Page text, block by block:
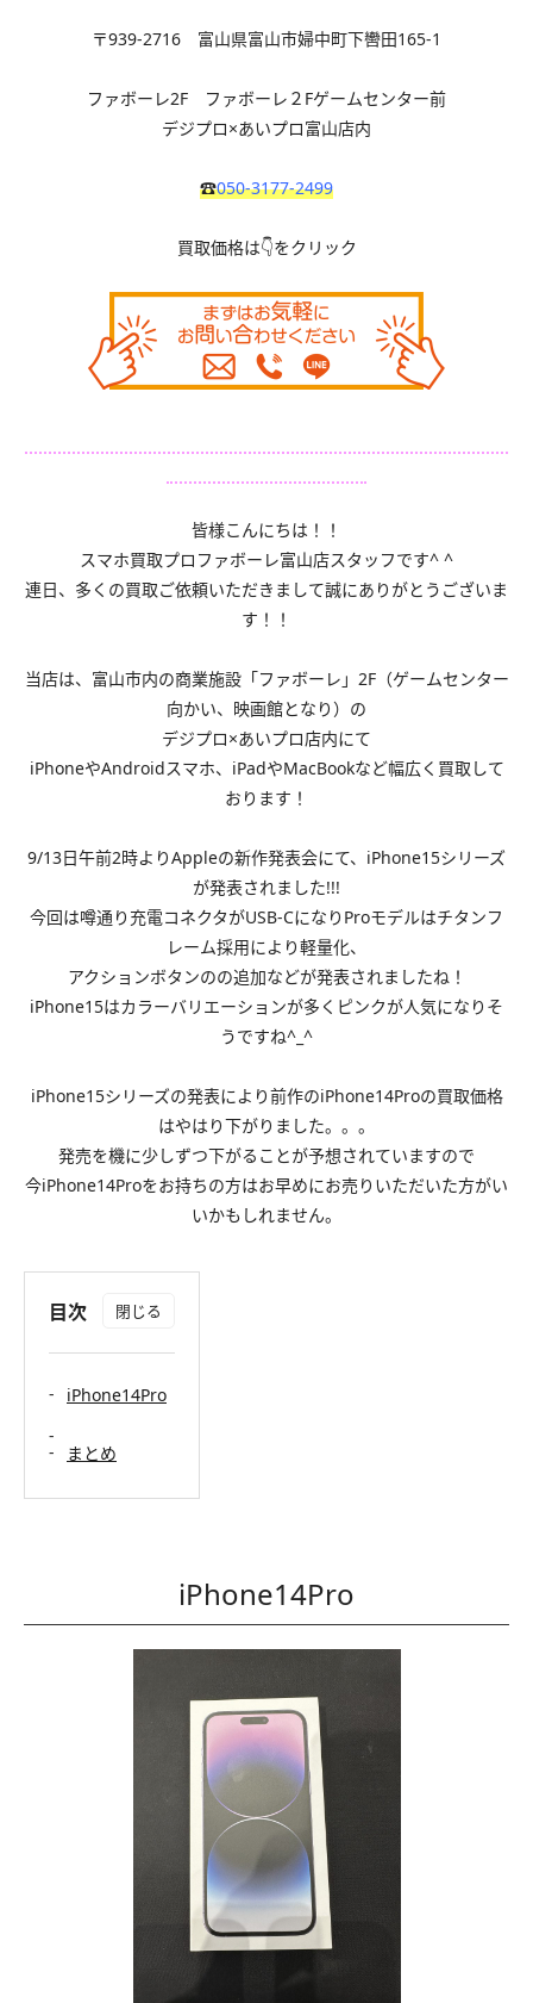
〒939-2716 富山県富山市婦中町下轡田165-1
ファボーレ2F ファボーレ２Fゲームセンター前
デジプロ×あいプロ富山店内
☎050-3177-2499
買取価格は👇をクリック
皆様こんにちは！！
スマホ買取プロファボーレ富山店スタッフです^ ^
連日、多くの買取ご依頼いただきまして誠にありがとうございま
す！！
当店は、富山市内の商業施設「ファボーレ」2F（ゲームセンター
向かい、映画館となり）の
デジプロ×あいプロ店内にて
iPhoneやAndroidスマホ、iPadやMacBookなど幅広く買取して
おります！
9/13日午前2時よりAppleの新作発表会にて、iPhone15シリーズ
が発表されました!!!
今回は噂通り充電コネクタがUSB-CになりProモデルはチタンフ
レーム採用により軽量化、
アクションボタンのの追加などが発表されましたね！
iPhone15はカラーバリエーションが多くピンクが人気になりそ
うですね^_^
iPhone15シリーズの発表により前作のiPhone14Proの買取価格
はやはり下がりました。。。
発売を機に少しずつ下がることが予想されていますので
今iPhone14Proをお持ちの方はお早めにお売りいただいた方がい
いかもしれません。
目次
iPhone14Pro
まとめ
iPhone14Pro